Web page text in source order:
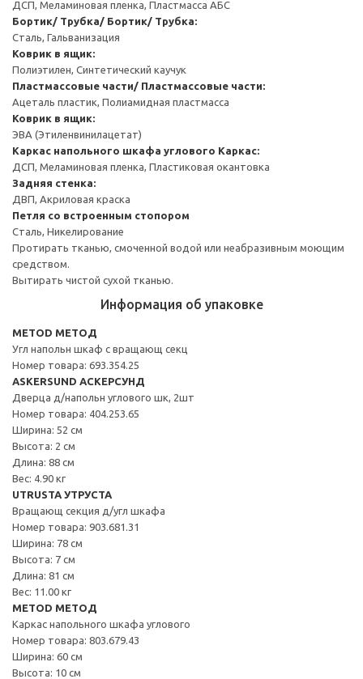
ДСП, Меламиновая пленка, Пластмасса АБС
Бортик/ Трубка/ Бортик/ Трубка:
Сталь, Гальванизация
Коврик в ящик:
Полиэтилен, Синтетический каучук
Пластмассовые части/ Пластмассовые части:
Ацеталь пластик, Полиамидная пластмасса
Коврик в ящик:
ЭВА (Этиленвинилацетат)
Каркас напольного шкафа углового Каркас:
ДСП, Меламиновая пленка, Пластиковая окантовка
Задняя стенка:
ДВП, Акриловая краска
Петля со встроенным стопором
Сталь, Никелирование
Протирать тканью, смоченной водой или неабразивным моющим
средством.
Вытирать чистой сухой тканью.
Информация об упаковке
METOD МЕТОД
Угл напольн шкаф с вращающ секц
Номер товара: 693.354.25
ASKERSUND АСКЕРСУНД
Дверца д/напольн углового шк, 2шт
Номер товара: 404.253.65
Ширина: 52 см
Высота: 2 см
Длина: 88 см
Вес: 4.90 кг
UTRUSTA УТРУСТА
Вращающ секция д/угл шкафа
Номер товара: 903.681.31
Ширина: 78 см
Высота: 7 см
Длина: 81 см
Вес: 11.00 кг
METOD МЕТОД
Каркас напольного шкафа углового
Номер товара: 803.679.43
Ширина: 60 см
Высота: 10 см